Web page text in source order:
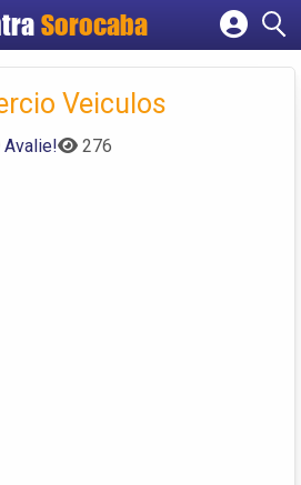
Sorocaba
Cadastrar empresa
Criar conta
Veiculos
Avalie! 276